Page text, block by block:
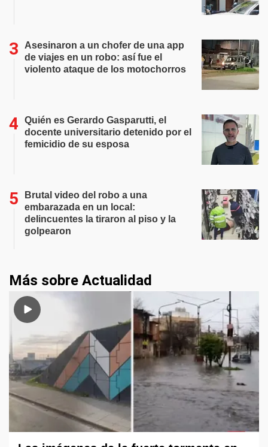
Asesinaron a un chofer de una app
de viajes en un robo: así fue el
violento ataque de los motochorros
Quién es Gerardo Gasparutti, el
docente universitario detenido por el
femicidio de su esposa
Brutal video del robo a una
embarazada en un local:
delincuentes la tiraron al piso y la
golpearon
Más sobre Actualidad